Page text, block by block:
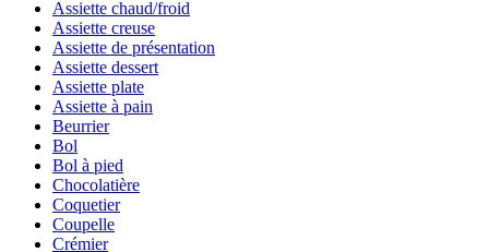
Assiette chaud/froid
Assiette creuse
Assiette de présentation
Assiette dessert
Assiette plate
Assiette à pain
Beurrier
Bol
Bol à pied
Chocolatière
Coquetier
Coupelle
Crémier